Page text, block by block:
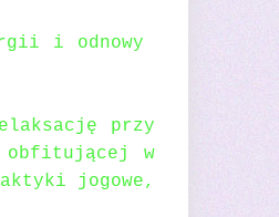
i odnowy
przy
obfitującej w
jogowe,